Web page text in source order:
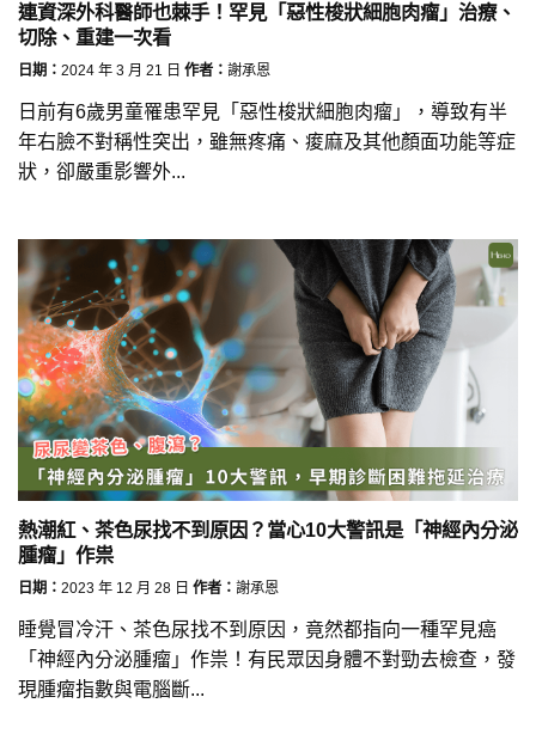
連資深外科醫師也棘手！罕見「惡性梭狀細胞肉瘤」治療、
切除、重建一次看
日期： 2024 年 3 月 21 日 作者： 謝承恩
日前有6歲男童罹患罕見「惡性梭狀細胞肉瘤」，導致有半
年右臉不對稱性突出，雖無疼痛、痠麻及其他顏面功能等症
狀，卻嚴重影響外...
熱潮紅、茶色尿找不到原因？當心10大警訊是「神經內分泌
腫瘤」作祟
日期： 2023 年 12 月 28 日 作者： 謝承恩
睡覺冒冷汗、茶色尿找不到原因，竟然都指向一種罕見癌
「神經內分泌腫瘤」作祟！有民眾因身體不對勁去檢查，發
現腫瘤指數與電腦斷...